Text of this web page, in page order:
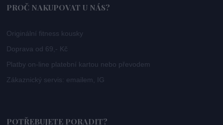
PROČ NAKUPOVAT U NÁS?
Originální fitness kousky
Doprava od 69,- Kč
Platby on-line platební kartou nebo převodem
Zákaznický servis: emailem, IG
POTŘEBUJETE PORADIT?